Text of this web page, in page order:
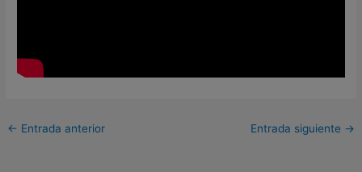
← Entrada anterior Entrada siguiente →